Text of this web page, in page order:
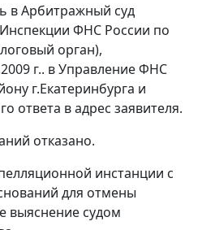
в Арбитражный суд
ФНС России по
орган),
г.. в Управление ФНС
г.Екатеринбурга и
ответа в адрес заявителя.
отказано.
инстанции с
для отмены
выяснение судом